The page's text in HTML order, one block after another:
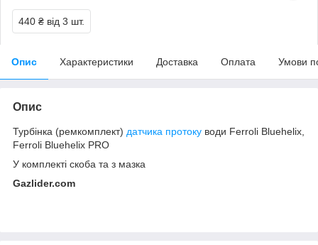
440 ₴ від 3 шт.
Опис Характеристики Доставка Оплата Умови
Опис
Турбінка (ремкомплект) датчика протоку води Ferroli Bluehelix,
Ferroli Bluehelix PRO
У комплекті скоба та з мазка
Gazlider.com